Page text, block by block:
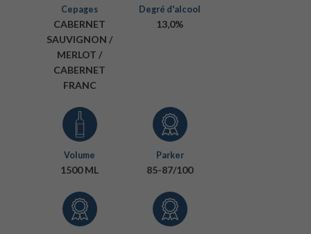
Cepages
CABERNET
SAUVIGNON /
MERLOT /
CABERNET
FRANC
Degré d'alcool
13,0%
Volume
1500 ML
Parker
85-87/100